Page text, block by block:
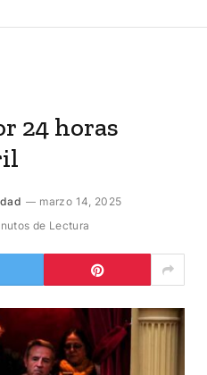
24 horas
marzo 14, 2025
de Lectura